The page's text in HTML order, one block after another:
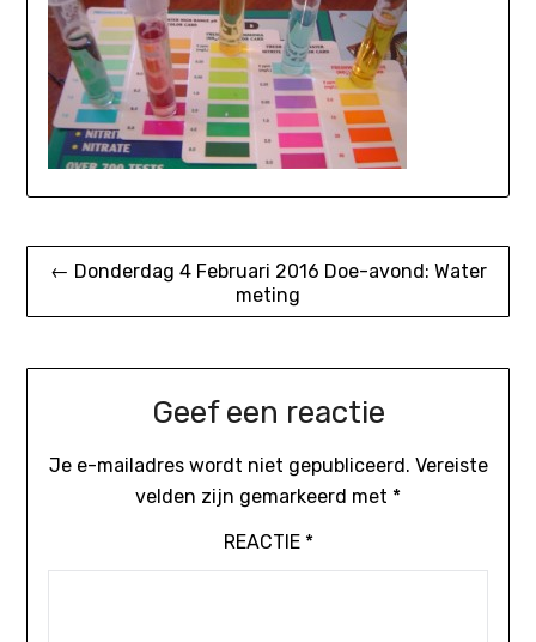
Bericht
← Donderdag 4 Februari 2016 Doe-avond: Water
meting
Geef een reactie
Je e-mailadres wordt niet gepubliceerd. Vereiste
velden zijn gemarkeerd met *
REACTIE *